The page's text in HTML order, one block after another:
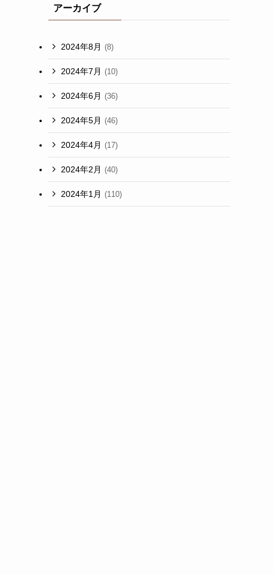
アーカイブ
2024年8月 (8)
2024年7月 (10)
2024年6月 (36)
2024年5月 (46)
2024年4月 (17)
2024年2月 (40)
2024年1月 (110)